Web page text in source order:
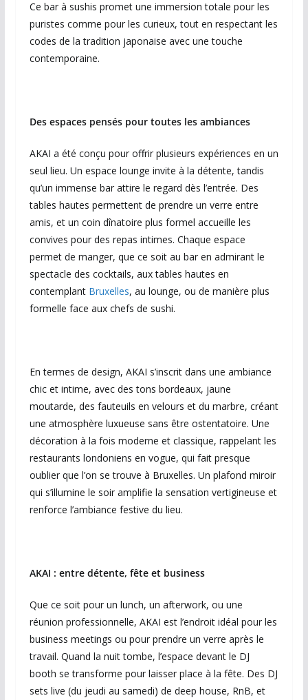
Ce bar à sushis promet une immersion totale pour les
puristes comme pour les curieux, tout en respectant les
codes de la tradition japonaise avec une touche
contemporaine.
Des espaces pensés pour toutes les ambiances
AKAI a été conçu pour offrir plusieurs expériences en un
seul lieu. Un espace lounge invite à la détente, tandis
qu’un immense bar attire le regard dès l’entrée. Des
tables hautes permettent de prendre un verre entre
amis, et un coin dînatoire plus formel accueille les
convives pour des repas intimes. Chaque espace
permet de manger, que ce soit au bar en admirant le
spectacle des cocktails, aux tables hautes en
contemplant Bruxelles, au lounge, ou de manière plus
formelle face aux chefs de sushi.
En termes de design, AKAI s’inscrit dans une ambiance
chic et intime, avec des tons bordeaux, jaune
moutarde, des fauteuils en velours et du marbre, créant
une atmosphère luxueuse sans être ostentatoire. Une
décoration à la fois moderne et classique, rappelant les
restaurants londoniens en vogue, qui fait presque
oublier que l’on se trouve à Bruxelles. Un plafond miroir
qui s’illumine le soir amplifie la sensation vertigineuse et
renforce l’ambiance festive du lieu.
AKAI : entre détente, fête et business
Que ce soit pour un lunch, un afterwork, ou une
réunion professionnelle, AKAI est l’endroit idéal pour les
business meetings ou pour prendre un verre après le
travail. Quand la nuit tombe, l’espace devant le DJ
booth se transforme pour laisser place à la fête. Des DJ
sets live (du jeudi au samedi) de deep house, RnB, et